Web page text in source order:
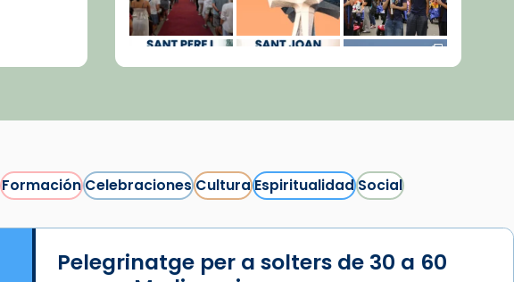
Cargar más...
FormaciónCelebracionesCulturaEspiritualidadSocial
Pelegrinatge per a solters de 30 a 60